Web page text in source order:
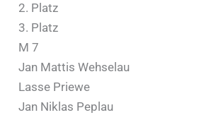
2. Platz
3. Platz
M 7
Jan Mattis Wehselau
Lasse Priewe
Jan Niklas Peplau